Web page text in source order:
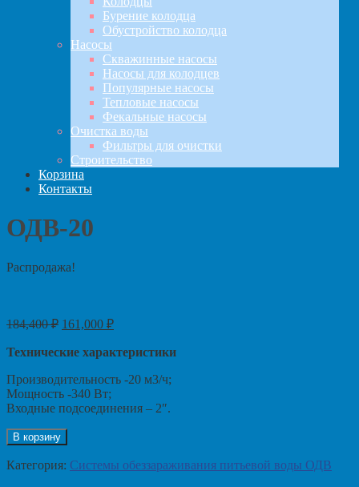
Бурение колодца
Обустройство колодца
Насосы
Скважинные насосы
Насосы для колодцев
Популярные насосы
Тепловые насосы
Фекальные насосы
Очистка воды
Фильтры для очистки
Строительство
Корзина
Контакты
ОДВ-20
Распродажа!
184,400₽ 161,000 ₽
Технические характеристики
Производительность -20 м3/ч;
Мощность -340 Вт;
Входные подсоединения – 2″.
В корзину
Категория: Системы обеззараживания питьевой воды ОДВ